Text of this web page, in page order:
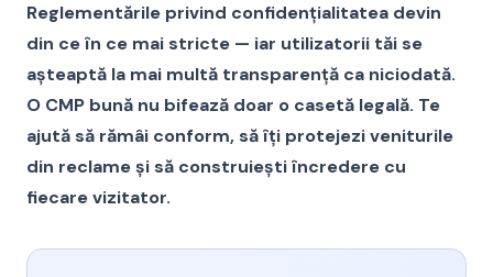
Reglementările privind confidențialitatea devin
din ce în ce mai stricte — iar utilizatorii tăi se
așteaptă la mai multă transparență ca niciodată.
O CMP bună nu bifează doar o casetă legală. Te
ajută să rămâi conform, să îți protejezi veniturile
din reclame și să construiești încredere cu
fiecare vizitator.